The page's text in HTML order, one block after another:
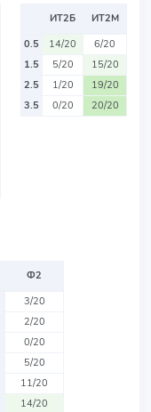
ИТ2Б
ИТ2М
0.5
14/20
6/20
1.5
5/20
15/20
2.5
1/20
19/20
3.5
0/20 20/20
Ф2
3/20
2/20
0/20
5/20
11/20
14/20